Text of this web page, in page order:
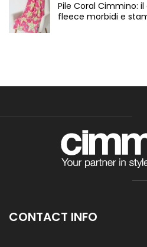
Pile Coral Cimmino:
fleece morbidi e
CONTACT INFO